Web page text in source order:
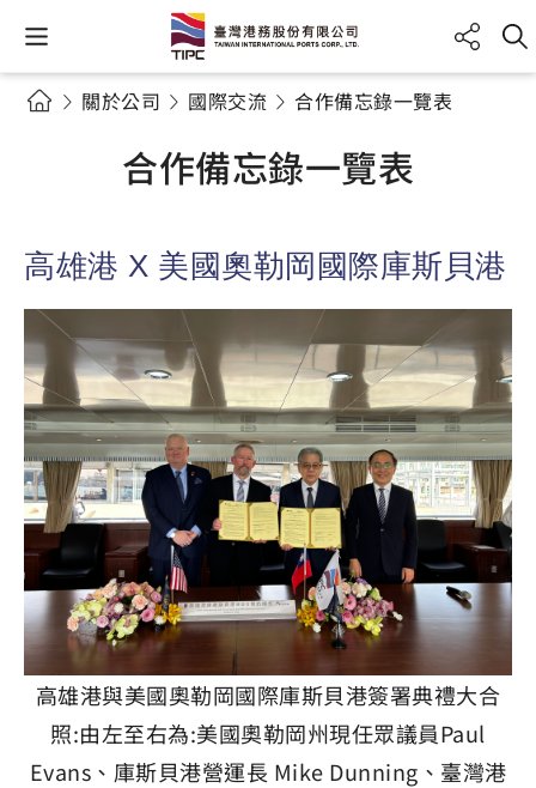
關於公司 國際交流 合作備忘錄一覽表
合作備忘錄一覽表
高雄港 X 美國奧勒岡國際庫斯貝港
高雄港與美國奧勒岡國際庫斯貝港簽署典禮大合
照:由左至右為:美國奧勒岡州現任眾議員Paul
Evans、庫斯貝港營運長 Mike Dunning、臺灣港